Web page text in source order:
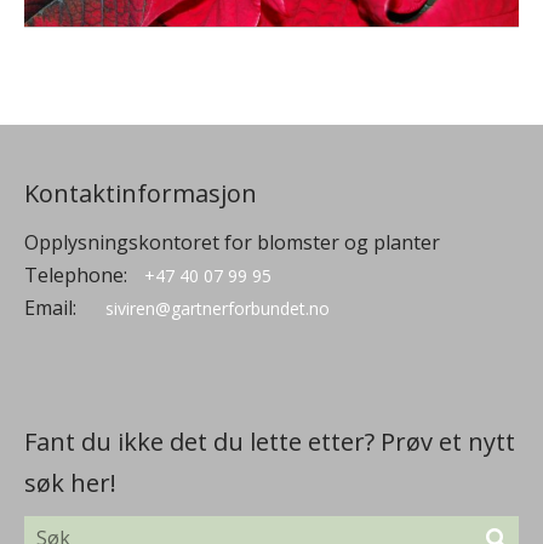
Kontaktinformasjon
Opplysningskontoret for blomster og planter
Telephone:
+47 40 07 99 95
Email: siviren@gartnerforbundet.no
Fant du ikke det du lette etter? Prøv et nytt
søk her!